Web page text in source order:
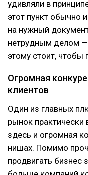
удивляли в
этот пункт обычно
на нужный
нетрудным делом —
этому стоит, чтобы
Огромная
клиентов
Один из главных
рынок
здесь и огромная
нишах. Помимо
продвигать бизнес